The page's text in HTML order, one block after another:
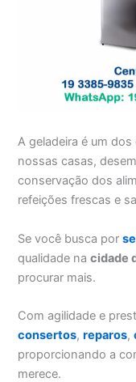
A geladeira é um
nossas casas,
conservação dos
refeições frescas e
Se você busca por
qualidade nacidade
procurar mais.
Com agilidade e
consertos,reparos,
proporcionando a
merece.